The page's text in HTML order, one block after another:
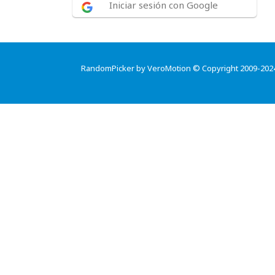
Iniciar sesión con Google
RandomPicker by VeroMotion © Copyright 2009-